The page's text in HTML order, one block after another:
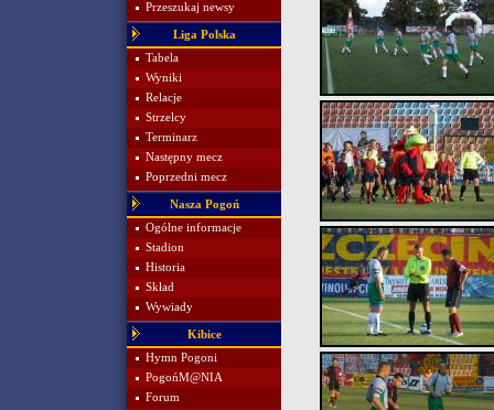
Przeszukaj newsy
Liga Polska
Tabela
Wyniki
Relacje
Strzelcy
Terminarz
Następny mecz
Poprzedni mecz
Nasza Pogoń
Ogólne informacje
Stadion
Historia
Skład
Wywiady
Kibice
Hymn Pogoni
PogońM@NIA
Forum